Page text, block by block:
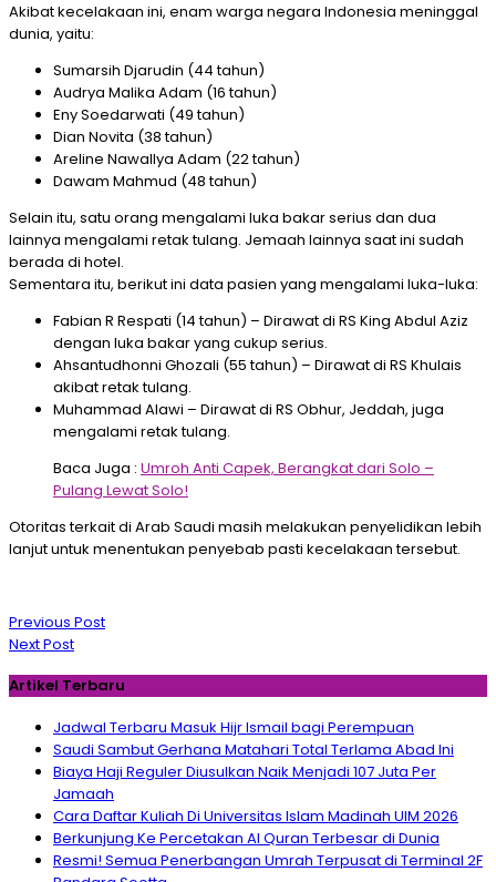
Akibat kecelakaan ini, enam warga negara Indonesia meninggal
dunia, yaitu:
Sumarsih Djarudin (44 tahun)
Audrya Malika Adam (16 tahun)
Eny Soedarwati (49 tahun)
Dian Novita (38 tahun)
Areline Nawallya Adam (22 tahun)
Dawam Mahmud (48 tahun)
Selain itu, satu orang mengalami luka bakar serius dan dua
lainnya mengalami retak tulang. Jemaah lainnya saat ini sudah
berada di hotel.
Sementara itu, berikut ini data pasien yang mengalami luka-luka:
Fabian R Respati (14 tahun) – Dirawat di RS King Abdul Aziz
dengan luka bakar yang cukup serius.
Ahsantudhonni Ghozali (55 tahun) – Dirawat di RS Khulais
akibat retak tulang.
Muhammad Alawi – Dirawat di RS Obhur, Jeddah, juga
mengalami retak tulang.
Baca Juga : Umroh Anti Capek, Berangkat dari Solo –
Pulang Lewat Solo!
Otoritas terkait di Arab Saudi masih melakukan penyelidikan lebih
lanjut untuk menentukan penyebab pasti kecelakaan tersebut.
Navigasi
pos
Previous Post
Next Post
Artikel Terbaru
Jadwal Terbaru Masuk Hijr Ismail bagi Perempuan
Saudi Sambut Gerhana Matahari Total Terlama Abad Ini
Biaya Haji Reguler Diusulkan Naik Menjadi 107 Juta Per
Jamaah
Cara Daftar Kuliah Di Universitas Islam Madinah UIM 2026
Berkunjung Ke Percetakan Al Quran Terbesar di Dunia
Resmi! Semua Penerbangan Umrah Terpusat di Terminal 2F